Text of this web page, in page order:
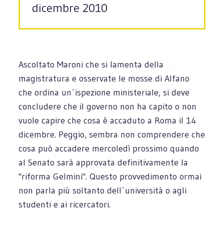
dicembre 2010
Ascoltato Maroni che si lamenta della
magistratura e osservate le mosse di Alfano
che ordina un´ispezione ministeriale, si deve
concludere che il governo non ha capito o non
vuole capire che cosa è accaduto a Roma il 14
dicembre. Peggio, sembra non comprendere che
cosa può accadere mercoledì prossimo quando
al Senato sarà approvata definitivamente la
"riforma Gelmini". Questo provvedimento ormai
non parla più soltanto dell´università o agli
studenti e ai ricercatori.